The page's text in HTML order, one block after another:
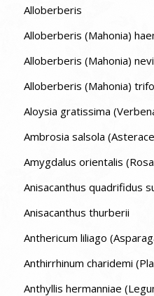
Alloberberis
Alloberberis (Mahonia)
Alloberberis (Mahonia)
Alloberberis (Mahonia)
Aloysia gratissima
Ambrosia salsola
Amygdalus orientalis
Anisacanthus quadrifidus
Anisacanthus thurberii
Anthericum liliago
Anthirrhinum charidemi
Anthyllis hermanniae